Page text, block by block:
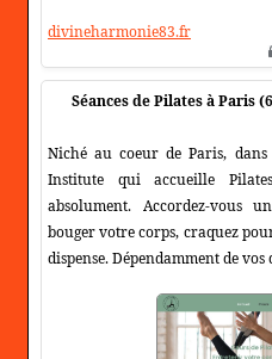
divineharmonie83.fr
Séances de Pilates à Paris
Niché au coeur de Paris,
Institute qui accueille
absolument. Accordez-vous
bouger votre corps, craquez
dispense. Dépendamment de